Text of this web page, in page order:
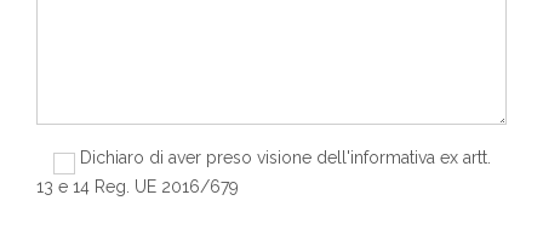
Dichiaro di aver preso visione dell'informativa ex artt.
13 e 14 Reg. UE 2016/679